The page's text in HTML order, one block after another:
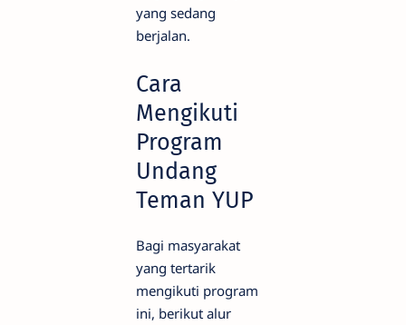
yang sedang
berjalan.
Cara
Mengikuti
Program
Undang
Teman YUP
Bagi masyarakat
yang tertarik
mengikuti program
ini, berikut alur